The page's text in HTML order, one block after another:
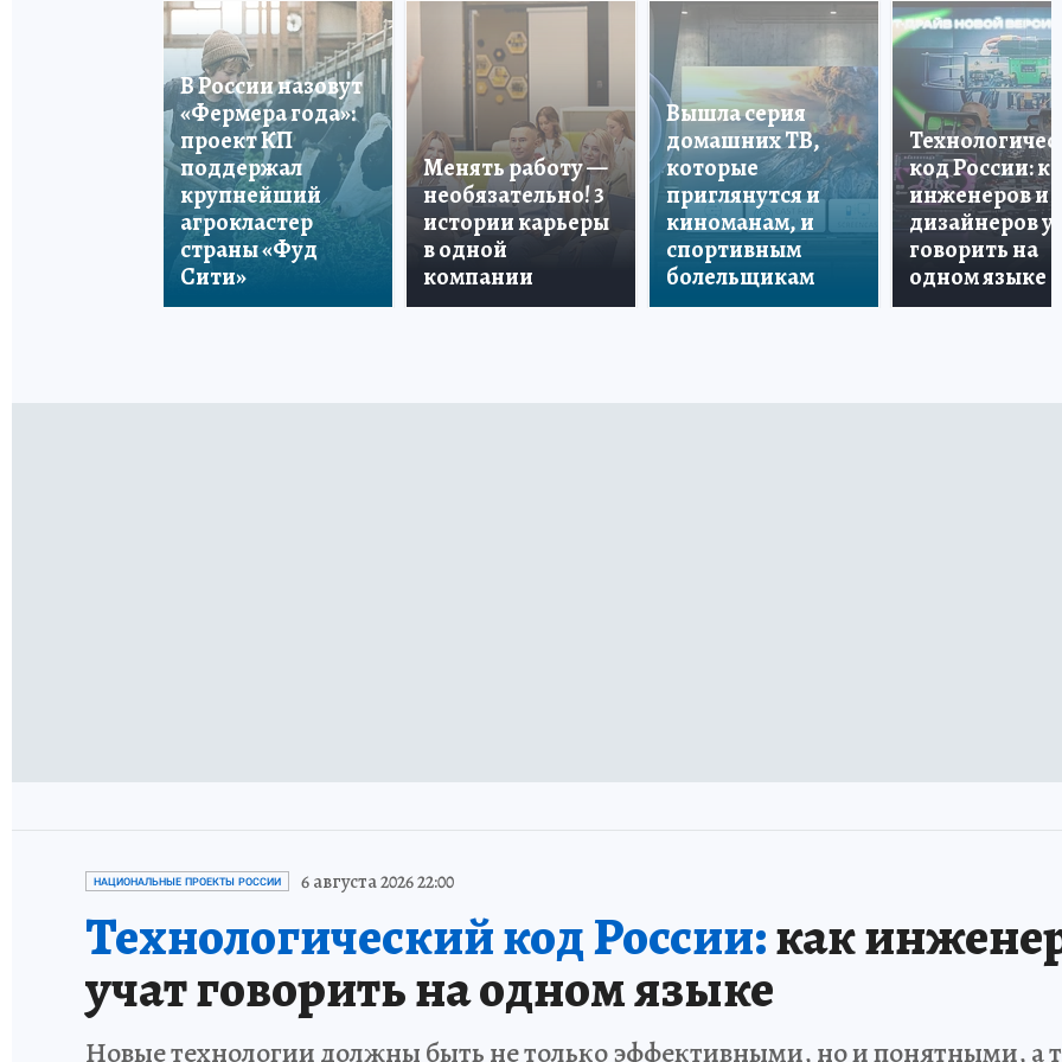
В России назовут
«Фермера года»:
проект КП
поддержал
крупнейший
агрокластер
страны «Фуд
Сити»
Менять работу —
необязательно! 3
истории карьеры
в одной
компании
Вышла серия
домашних ТВ,
которые
приглянутся и
киноманам, и
спортивным
болельщикам
код России: как
инженеров и
дизайнеров
говорить на
одном языке
НАЦИОНАЛЬНЫЕ ПРОЕКТЫ РОССИИ 6 августа 2026 22:00
Технологический код России:как
учат говорить на одном языке
Новые технологии должны быть не только эффективными, но и понятными, а